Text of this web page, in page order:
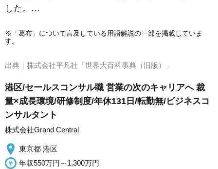
した。…
※「葛布」について言及している用語解説の一部を掲載していま
す。
出典｜ 株式会社平凡社「世界大百科事典（旧版）」
港区/セールスコンサル職 営業の次のキャリアへ 裁
量×成長環境/研修制度/年休131日/転勤無/ビジネスコ
ンサルタント
株式会社Grand Central
東京都 港区
年収550万円～1,300万円